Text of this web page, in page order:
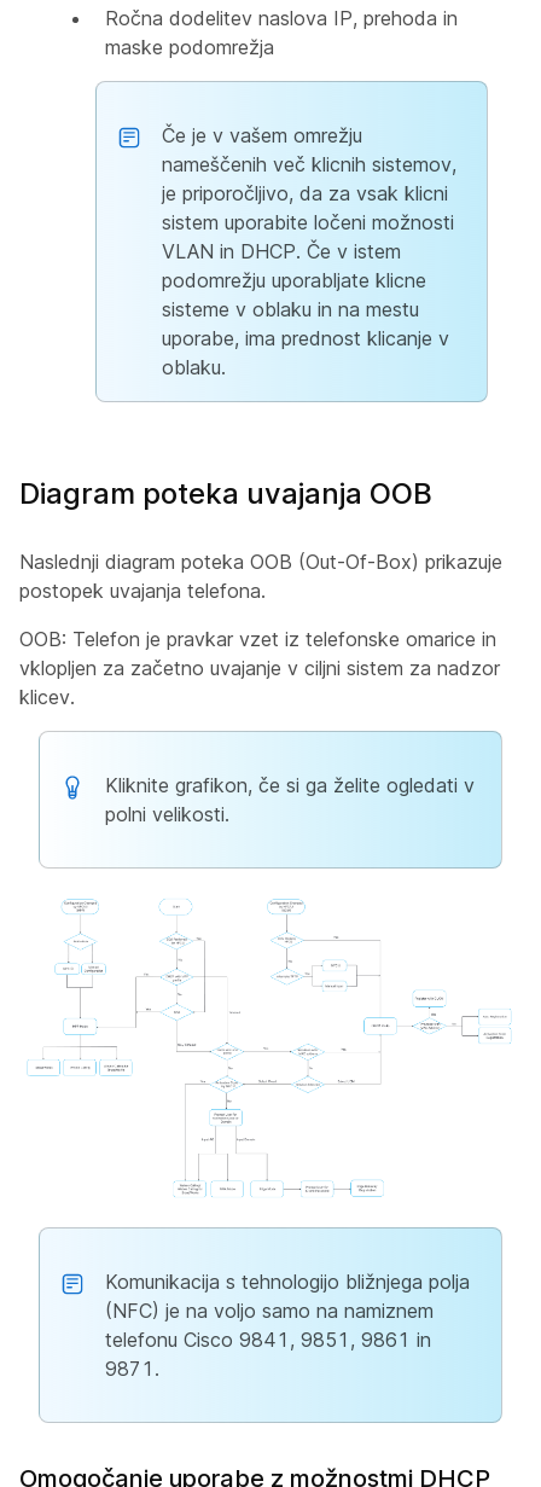
Ročna dodelitev naslova IP, prehoda in
maske podomrežja
Če je v vašem omrežju
nameščenih več klicnih sistemov,
je priporočljivo, da za vsak klicni
sistem uporabite ločeni možnosti
VLAN in DHCP. Če v istem
podomrežju uporabljate klicne
sisteme v oblaku in na mestu
uporabe, ima prednost klicanje v
oblaku.
Diagram poteka uvajanja OOB
Naslednji diagram poteka OOB (Out-Of-Box) prikazuje
postopek uvajanja telefona.
OOB: Telefon je pravkar vzet iz telefonske omarice in
vklopljen za začetno uvajanje v ciljni sistem za nadzor
klicev.
Kliknite grafikon, če si ga želite ogledati v
polni velikosti.
Komunikacija s tehnologijo bližnjega polja
(NFC) je na voljo samo na namiznem
telefonu Cisco 9841, 9851, 9861 in
9871.
Omogočanje uporabe z možnostmi DHCP